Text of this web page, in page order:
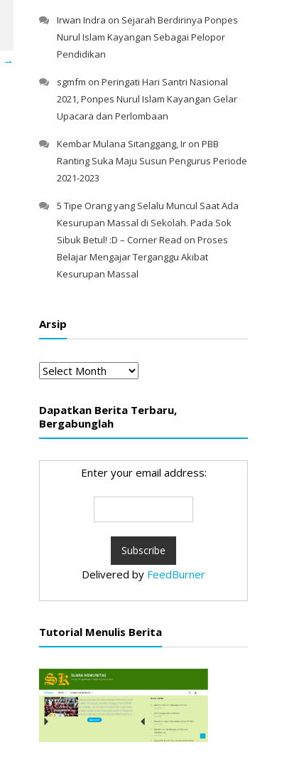
→
Irwan Indra on Sejarah Berdirinya Ponpes
Nurul Islam Kayangan Sebagai Pelopor
Pendidikan
sgmfm on Peringati Hari Santri Nasional
2021, Ponpes Nurul Islam Kayangan Gelar
Upacara dan Perlombaan
Kembar Mulana Sitanggang, Ir on PBB
Ranting Suka Maju Susun Pengurus Periode
2021-2023
5 Tipe Orang yang Selalu Muncul Saat Ada
Kesurupan Massal di Sekolah. Pada Sok
Sibuk Betul! :D – Corner Read on Proses
Belajar Mengajar Terganggu Akibat
Kesurupan Massal
Arsip
Arsip
Dapatkan Berita Terbaru,
Bergabunglah
Enter your email address:
Delivered by FeedBurner
Tutorial Menulis Berita